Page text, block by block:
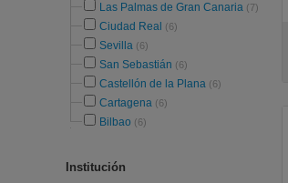
Las Palmas de Gran Canaria (7)
Ciudad Real (6)
Sevilla (6)
San Sebastián (6)
Castellón de la Plana (6)
Cartagena (6)
Bilbao (6)
Institución